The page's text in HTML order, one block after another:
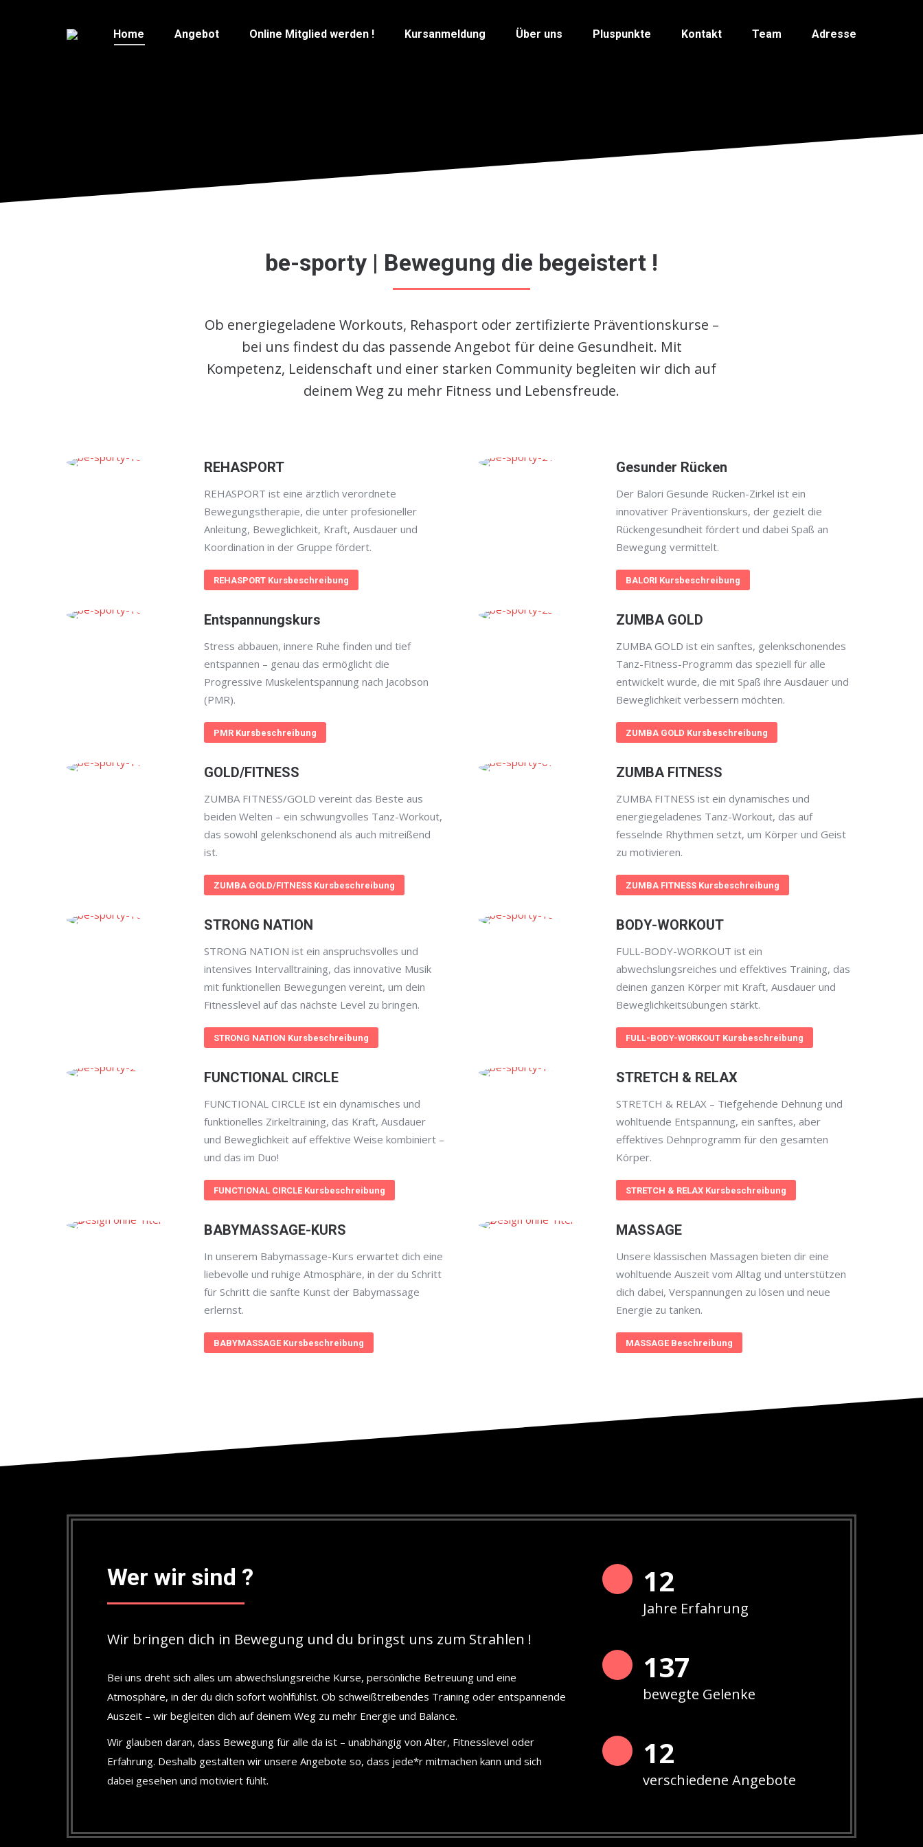
Home Angebot Online Mitglied werden ! Kursanmeldung Über uns Pluspunkte Kontakt Team Adresse
be-sporty | Bewegung die begeistert !
Ob energiegeladene Workouts, Rehasport oder zertifizierte Präventionskurse –
bei uns findest du das passende Angebot für deine Gesundheit. Mit
Kompetenz, Leidenschaft und einer starken Community begleiten wir dich auf
deinem Weg zu mehr Fitness und Lebensfreude.
REHASPORT
REHASPORT ist eine ärztlich verordnete
Bewegungstherapie, die unter profesioneller
Anleitung, Beweglichkeit, Kraft, Ausdauer und
Koordination in der Gruppe fördert.
REHASPORT Kursbeschreibung
Entspannungskurs
Stress abbauen, innere Ruhe finden und tief
entspannen – genau das ermöglicht die
Progressive Muskelentspannung nach Jacobson
(PMR).
PMR Kursbeschreibung
GOLD/FITNESS
ZUMBA FITNESS/GOLD vereint das Beste aus
beiden Welten – ein schwungvolles Tanz-Workout,
das sowohl gelenkschonend als auch mitreißend
ist.
ZUMBA GOLD/FITNESS Kursbeschreibung
STRONG NATION
STRONG NATION ist ein anspruchsvolles und
intensives Intervalltraining, das innovative Musik
mit funktionellen Bewegungen vereint, um dein
Fitnesslevel auf das nächste Level zu bringen.
STRONG NATION Kursbeschreibung
FUNCTIONAL CIRCLE
FUNCTIONAL CIRCLE ist ein dynamisches und
funktionelles Zirkeltraining, das Kraft, Ausdauer
und Beweglichkeit auf effektive Weise kombiniert –
und das im Duo!
FUNCTIONAL CIRCLE Kursbeschreibung
BABYMASSAGE-KURS
In unserem Babymassage-Kurs erwartet dich eine
liebevolle und ruhige Atmosphäre, in der du Schritt
für Schritt die sanfte Kunst der Babymassage
erlernst.
BABYMASSAGE Kursbeschreibung
Gesunder Rücken
Der Balori Gesunde Rücken-Zirkel ist ein
innovativer Präventionskurs, der gezielt die
Rückengesundheit fördert und dabei Spaß an
Bewegung vermittelt.
BALORI Kursbeschreibung
ZUMBA GOLD
ZUMBA GOLD ist ein sanftes, gelenkschonendes
Tanz-Fitness-Programm das speziell für alle
entwickelt wurde, die mit Spaß ihre Ausdauer und
Beweglichkeit verbessern möchten.
ZUMBA GOLD Kursbeschreibung
ZUMBA FITNESS
ZUMBA FITNESS ist ein dynamisches und
energiegeladenes Tanz-Workout, das auf
fesselnde Rhythmen setzt, um Körper und Geist
zu motivieren.
ZUMBA FITNESS Kursbeschreibung
BODY-WORKOUT
FULL-BODY-WORKOUT ist ein
abwechslungsreiches und effektives Training, das
deinen ganzen Körper mit Kraft, Ausdauer und
Beweglichkeitsübungen stärkt.
FULL-BODY-WORKOUT Kursbeschreibung
STRETCH & RELAX
STRETCH & RELAX – Tiefgehende Dehnung und
wohltuende Entspannung, ein sanftes, aber
effektives Dehnprogramm für den gesamten
Körper.
STRETCH & RELAX Kursbeschreibung
MASSAGE
Unsere klassischen Massagen bieten dir eine
wohltuende Auszeit vom Alltag und unterstützen
dich dabei, Verspannungen zu lösen und neue
Energie zu tanken.
MASSAGE Beschreibung
Wer wir sind ?
Wir bringen dich in Bewegung und du bringst uns zum Strahlen !
Bei uns dreht sich alles um abwechslungsreiche Kurse, persönliche Betreuung und eine
Atmosphäre, in der du dich sofort wohlfühlst. Ob schweißtreibendes Training oder entspannende
Auszeit – wir begleiten dich auf deinem Weg zu mehr Energie und Balance.
Wir glauben daran, dass Bewegung für alle da ist – unabhängig von Alter, Fitnesslevel oder
Erfahrung. Deshalb gestalten wir unsere Angebote so, dass jede*r mitmachen kann und sich
dabei gesehen und motiviert fühlt.
13
Jahre Erfahrung
141
bewegte Gelenke
12
verschiedene Angebote